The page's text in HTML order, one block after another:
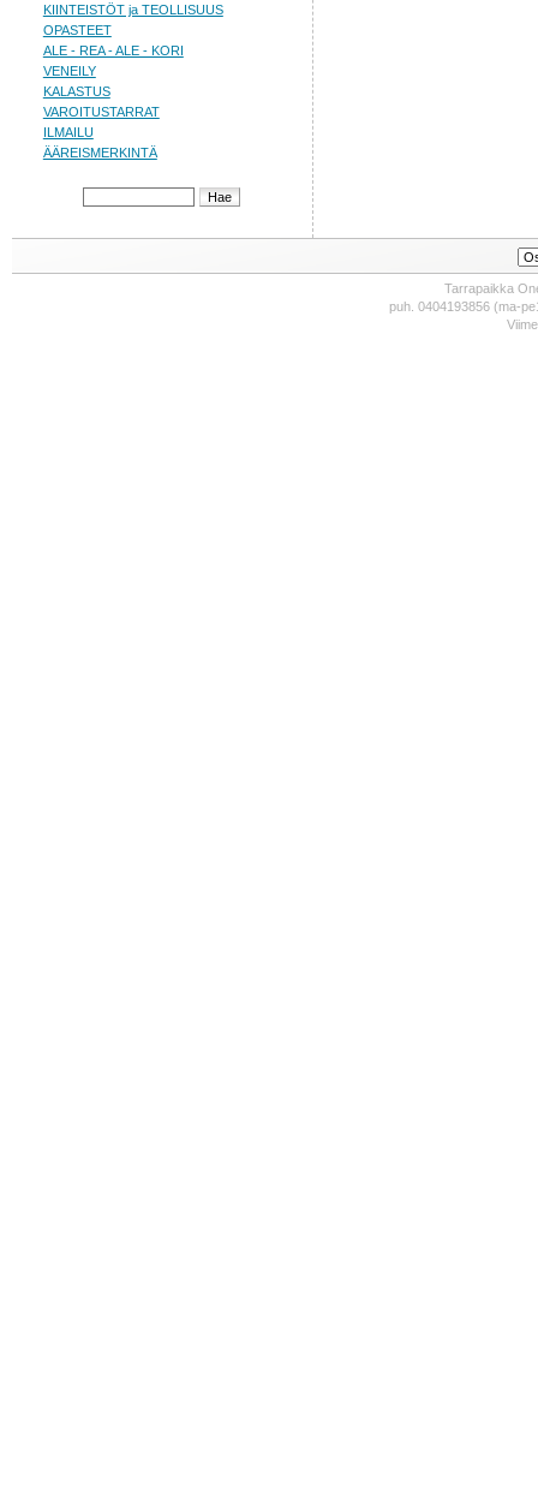
KIINTEISTÖT ja TEOLLISUUS
OPASTEET
ALE - REA - ALE - KORI
VENEILY
KALASTUS
VAROITUSTARRAT
ILMAILU
ÄÄREISMERKINTÄ
Tarrapaikka
puh. 0404193856 (ma-